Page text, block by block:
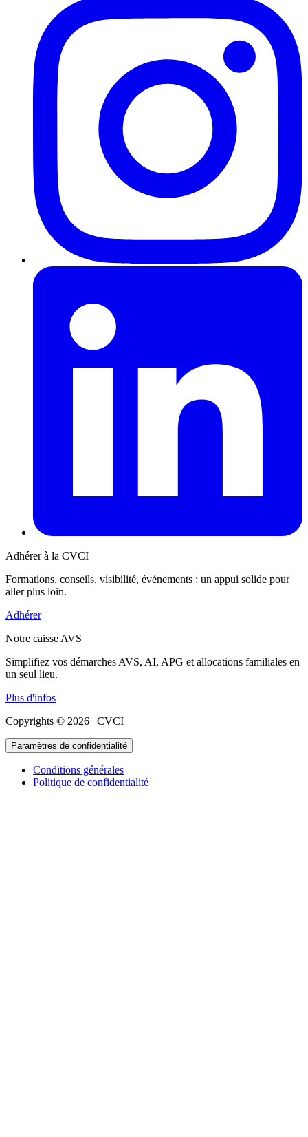
Adhérer à la CVCI
Formations, conseils, visibilité, événements : un appui solide pour
aller plus loin.
Adhérer
Notre caisse AVS
Simplifiez vos démarches AVS, AI, APG et allocations familiales en
un seul lieu.
Plus d'infos
Copyrights © 2026 | CVCI
Paramètres de confidentialité
Conditions générales
Politique de confidentialité